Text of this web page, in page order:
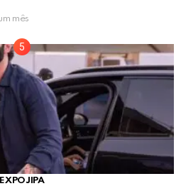
mês
EXPOJIPA